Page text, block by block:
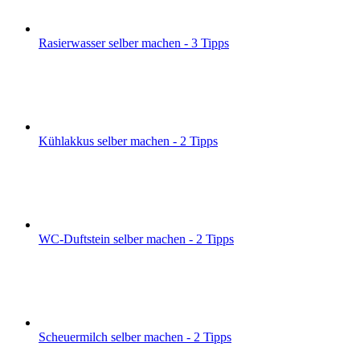
Rasierwasser selber machen - 3 Tipps
Kühlakkus selber machen - 2 Tipps
WC-Duftstein selber machen - 2 Tipps
Scheuermilch selber machen - 2 Tipps